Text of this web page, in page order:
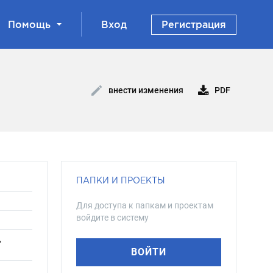
Помощь Вход Регистрация
внести изменения PDF
ПАПКИ И ПРОЕКТЫ
Для доступа к папкам и проектам
войдите в систему
ВОЙТИ